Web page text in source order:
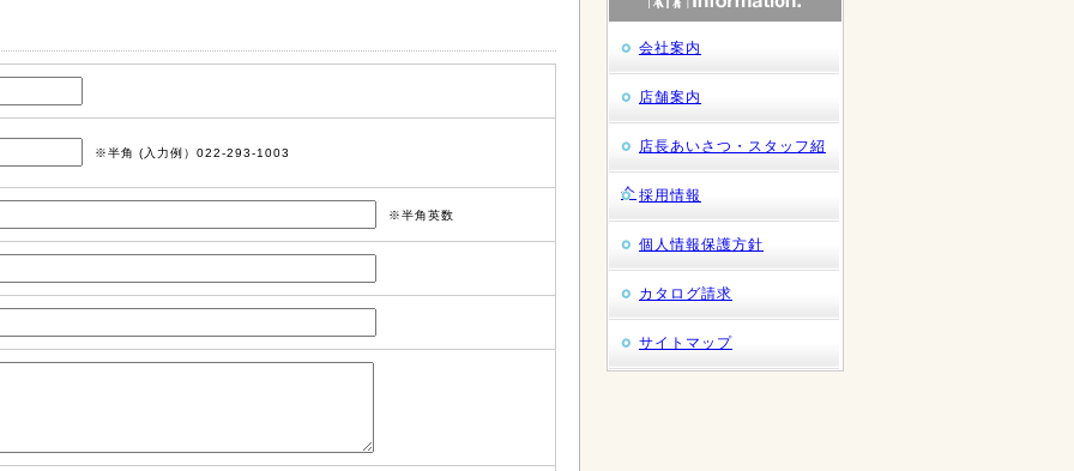
※半角 (入力例）022-293-1003
※半角英数
会社案内
店舗案内
店長あいさつ・スタッフ紹
介 採用情報
個人情報保護方針
カタログ請求
サイトマップ